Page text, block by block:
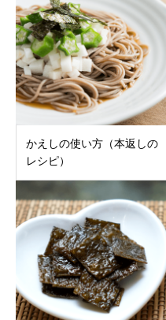
かえしの使い方（本返しの
レシピ）